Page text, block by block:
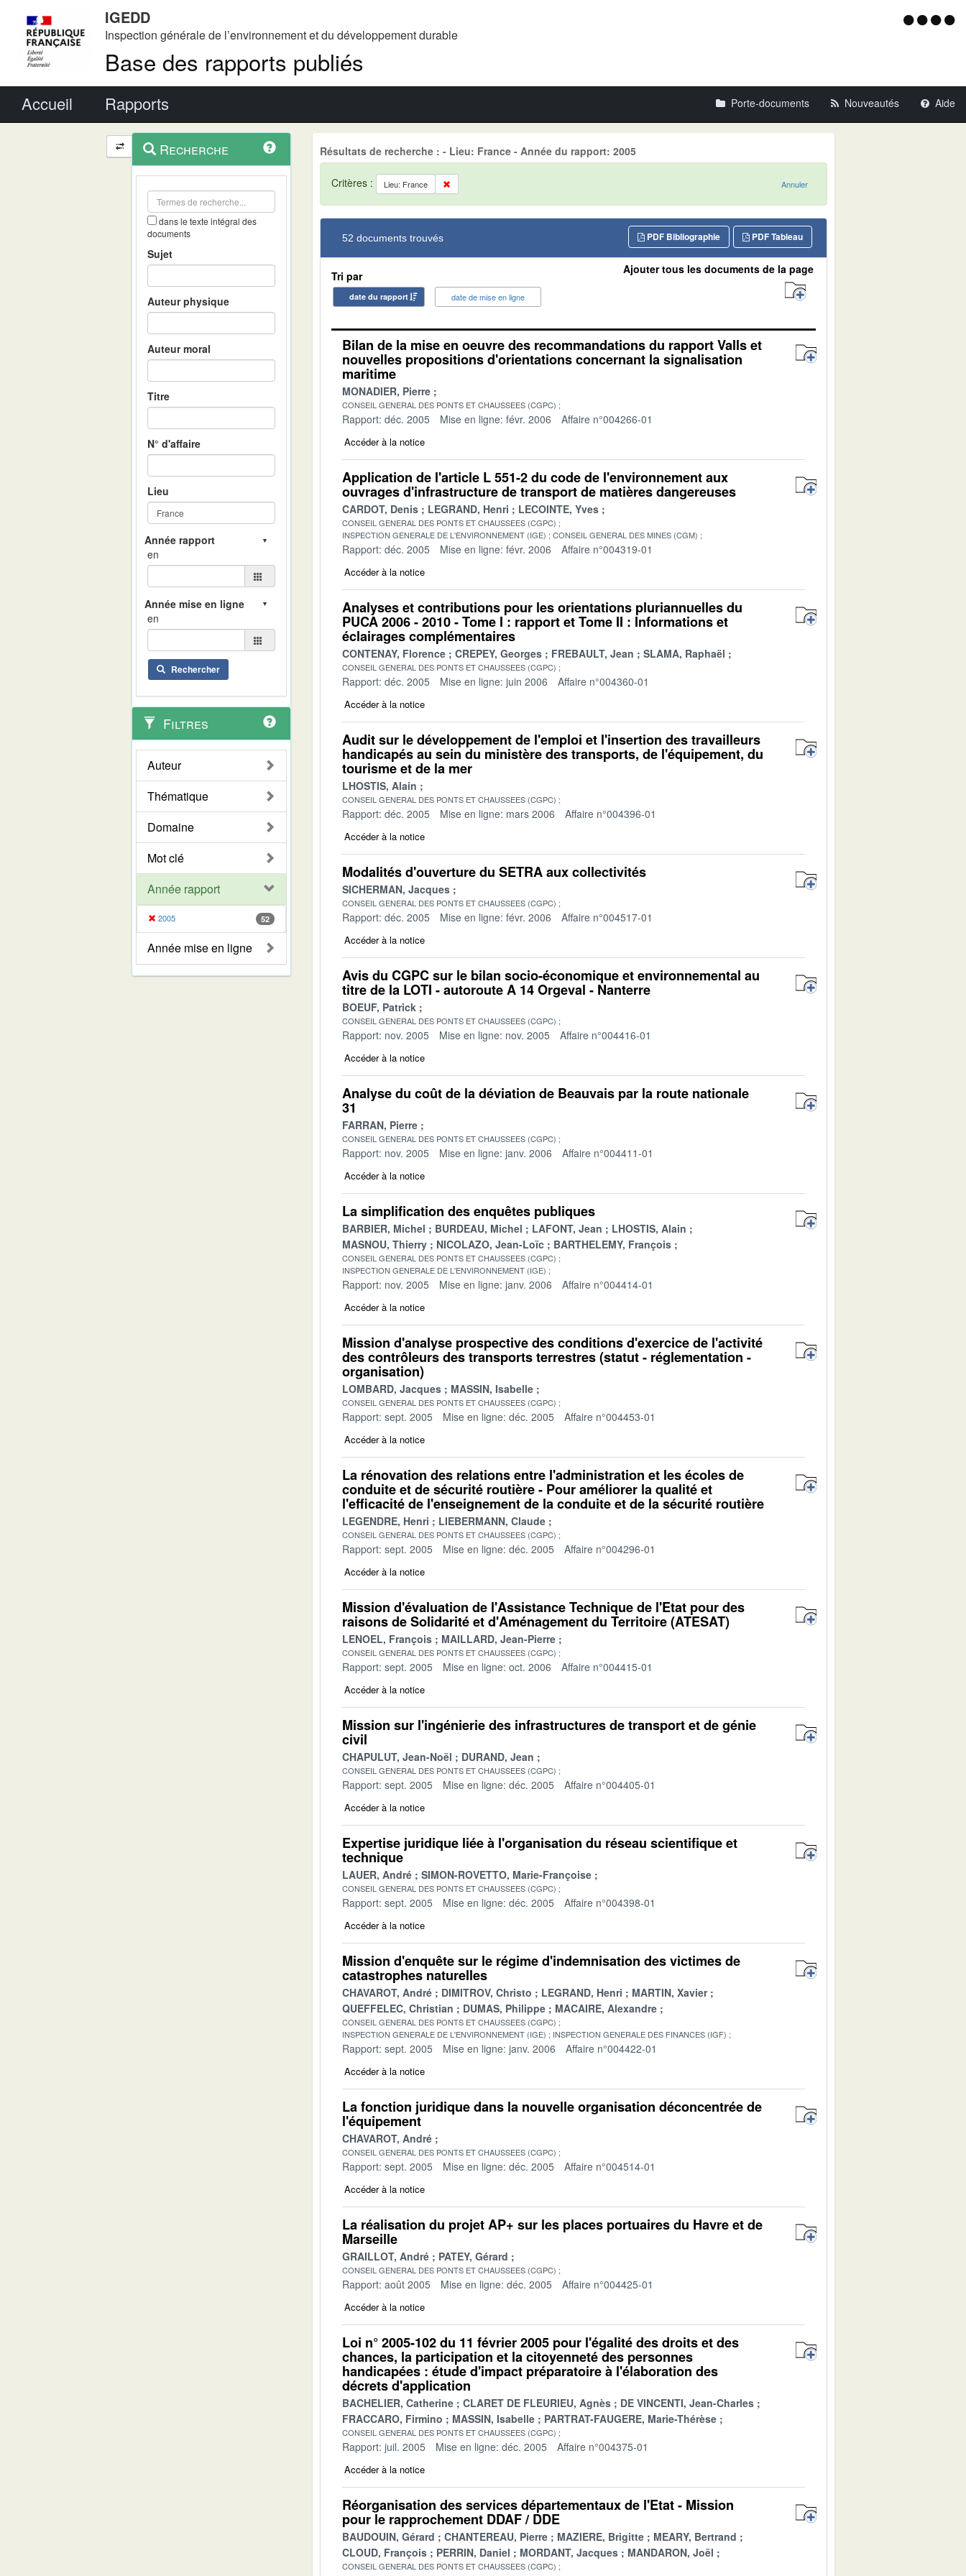
IGEDD
Inspection générale de l’environnement et du développement durable
Base des rapports publiés
Menu
Accueil Rapports Porte-documents Nouveautés Aide
Navigation
et
outils
contextuel
Recherche
dans le texte intégral des
documents
Sujet
Auteur physique
Auteur moral
Titre
N° d'affaire
Lieu
en
en
Rechercher
Filtres
Auteur
Thématique
Domaine
Mot clé
Année rapport
2005 52
Année mise en ligne
Résultats de recherche : - Lieu: France - Année du rapport: 2005
Critères : Lieu: France Annuler
52 documents trouvés PDF Tableau
PDF Bibliographie
Tri par
date du rapport date de mise en ligne
Ajouter tous les documents de la page
Bilan de la mise en oeuvre des recommandations du rapport Valls et
nouvelles propositions d'orientations concernant la signalisation
maritime
MONADIER, Pierre
CONSEIL GENERAL DES PONTS ET CHAUSSEES (CGPC)
Rapport: déc. 2005 Mise en ligne: févr. 2006 Affaire n°004266-01
Accéder à la notice
Application de l'article L 551-2 du code de l'environnement aux
ouvrages d'infrastructure de transport de matières dangereuses
CARDOT, Denis LEGRAND, Henri LECOINTE, Yves
CONSEIL GENERAL DES PONTS ET CHAUSSEES (CGPC)
INSPECTION GENERALE DE L'ENVIRONNEMENT (IGE)
CONSEIL GENERAL DES MINES (CGM)
Rapport: déc. 2005 Mise en ligne: févr. 2006 Affaire n°004319-01
Accéder à la notice
Analyses et contributions pour les orientations pluriannuelles du
PUCA 2006 - 2010 - Tome I : rapport et Tome II : Informations et
éclairages complémentaires
CONTENAY, Florence CREPEY, Georges FREBAULT, Jean SLAMA, Raphaël
CONSEIL GENERAL DES PONTS ET CHAUSSEES (CGPC)
Rapport: déc. 2005 Mise en ligne: juin 2006 Affaire n°004360-01
Accéder à la notice
Audit sur le développement de l'emploi et l'insertion des travailleurs
handicapés au sein du ministère des transports, de l'équipement, du
tourisme et de la mer
LHOSTIS, Alain
CONSEIL GENERAL DES PONTS ET CHAUSSEES (CGPC)
Rapport: déc. 2005 Mise en ligne: mars 2006 Affaire n°004396-01
Accéder à la notice
Modalités d'ouverture du SETRA aux collectivités
SICHERMAN, Jacques
CONSEIL GENERAL DES PONTS ET CHAUSSEES (CGPC)
Rapport: déc. 2005 Mise en ligne: févr. 2006 Affaire n°004517-01
Accéder à la notice
Avis du CGPC sur le bilan socio-économique et environnemental au
titre de la LOTI - autoroute A 14 Orgeval - Nanterre
BOEUF, Patrick
CONSEIL GENERAL DES PONTS ET CHAUSSEES (CGPC)
Rapport: nov. 2005 Mise en ligne: nov. 2005 Affaire n°004416-01
Accéder à la notice
Analyse du coût de la déviation de Beauvais par la route nationale
31
FARRAN, Pierre
CONSEIL GENERAL DES PONTS ET CHAUSSEES (CGPC)
Rapport: nov. 2005 Mise en ligne: janv. 2006 Affaire n°004411-01
Accéder à la notice
La simplification des enquêtes publiques
BARBIER, Michel BURDEAU, Michel LAFONT, Jean
LHOSTIS, Alain
MASNOU, Thierry
NICOLAZO, Jean-Loïc BARTHELEMY, François
CONSEIL GENERAL DES PONTS ET CHAUSSEES (CGPC)
INSPECTION GENERALE DE L'ENVIRONNEMENT (IGE)
Rapport: nov. 2005 Mise en ligne: janv. 2006 Affaire n°004414-01
Accéder à la notice
Mission d'analyse prospective des conditions d'exercice de l'activité
des contrôleurs des transports terrestres (statut - réglementation -
organisation)
LOMBARD, Jacques MASSIN, Isabelle
CONSEIL GENERAL DES PONTS ET CHAUSSEES (CGPC)
Rapport: sept. 2005 Mise en ligne: déc. 2005 Affaire n°004453-01
Accéder à la notice
La rénovation des relations entre l'administration et les écoles de
conduite et de sécurité routière - Pour améliorer la qualité et
l'efficacité de l'enseignement de la conduite et de la sécurité routière
LEGENDRE, Henri LIEBERMANN, Claude
CONSEIL GENERAL DES PONTS ET CHAUSSEES (CGPC)
Rapport: sept. 2005 Mise en ligne: déc. 2005 Affaire n°004296-01
Accéder à la notice
Mission d'évaluation de l'Assistance Technique de l'Etat pour des
raisons de Solidarité et d'Aménagement du Territoire (ATESAT)
LENOEL, François MAILLARD, Jean-Pierre
CONSEIL GENERAL DES PONTS ET CHAUSSEES (CGPC)
Rapport: sept. 2005 Mise en ligne: oct. 2006 Affaire n°004415-01
Accéder à la notice
Mission sur l'ingénierie des infrastructures de transport et de génie
civil
CHAPULUT, Jean-Noël DURAND, Jean
CONSEIL GENERAL DES PONTS ET CHAUSSEES (CGPC)
Rapport: sept. 2005 Mise en ligne: déc. 2005 Affaire n°004405-01
Accéder à la notice
Expertise juridique liée à l'organisation du réseau scientifique et
technique
LAUER, André SIMON-ROVETTO, Marie-Françoise
CONSEIL GENERAL DES PONTS ET CHAUSSEES (CGPC)
Rapport: sept. 2005 Mise en ligne: déc. 2005 Affaire n°004398-01
Accéder à la notice
Mission d'enquête sur le régime d'indemnisation des victimes de
catastrophes naturelles
CHAVAROT, André DIMITROV, Christo LEGRAND, Henri
MARTIN, Xavier
QUEFFELEC, Christian
DUMAS, Philippe MACAIRE, Alexandre
CONSEIL GENERAL DES PONTS ET CHAUSSEES (CGPC)
INSPECTION GENERALE DE L'ENVIRONNEMENT (IGE)
INSPECTION GENERALE DES FINANCES (IGF)
Rapport: sept. 2005 Mise en ligne: janv. 2006 Affaire n°004422-01
Accéder à la notice
La fonction juridique dans la nouvelle organisation déconcentrée de
l'équipement
CHAVAROT, André
CONSEIL GENERAL DES PONTS ET CHAUSSEES (CGPC)
Rapport: sept. 2005 Mise en ligne: déc. 2005 Affaire n°004514-01
Accéder à la notice
La réalisation du projet AP+ sur les places portuaires du Havre et de
Marseille
GRAILLOT, André PATEY, Gérard
CONSEIL GENERAL DES PONTS ET CHAUSSEES (CGPC)
Rapport: août 2005 Mise en ligne: déc. 2005 Affaire n°004425-01
Accéder à la notice
Loi n° 2005-102 du 11 février 2005 pour l'égalité des droits et des
chances, la participation et la citoyenneté des personnes
handicapées : étude d'impact préparatoire à l'élaboration des
décrets d'application
BACHELIER, Catherine CLARET DE FLEURIEU, Agnès
DE VINCENTI, Jean-Charles
FRACCARO, Firmino
MASSIN, Isabelle PARTRAT-FAUGERE, Marie-Thérèse
CONSEIL GENERAL DES PONTS ET CHAUSSEES (CGPC)
Rapport: juil. 2005 Mise en ligne: déc. 2005 Affaire n°004375-01
Accéder à la notice
Réorganisation des services départementaux de l'Etat - Mission
pour le rapprochement DDAF / DDE
BAUDOUIN, Gérard CHANTEREAU, Pierre MAZIERE, Brigitte
MEARY, Bertrand
CLOUD, François
PERRIN, Daniel MORDANT, Jacques MANDARON, Joël
CONSEIL GENERAL DES PONTS ET CHAUSSEES (CGPC)